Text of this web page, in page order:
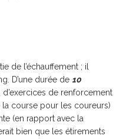
de l’échauffement ; il
D’une durée de 10
de renforcement
la course pour les coureurs)
(en rapport avec la
bien que les étirements